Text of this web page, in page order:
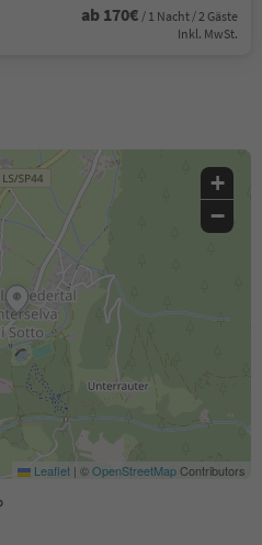
ab 170€ / 1 Nacht / 2 Gäste
Inkl. MwSt.
+
−
Leaflet | ©OpenStreetMapContributors